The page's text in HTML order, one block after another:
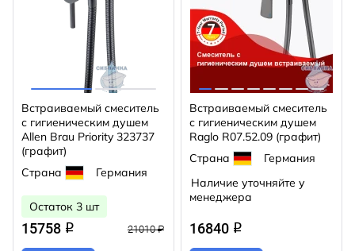
Встраиваемый смеситель
с гигиеническим душем
Allen Brau Priority 323737
(графит)
Страна
Германия
Остаток 3 шт
15758 q 21010 ₽
Встраиваемый смеситель
с гигиеническим душем
Raglo R07.52.09 (графит)
Страна
Германия
Наличие уточняйте у
менеджера
16840 q